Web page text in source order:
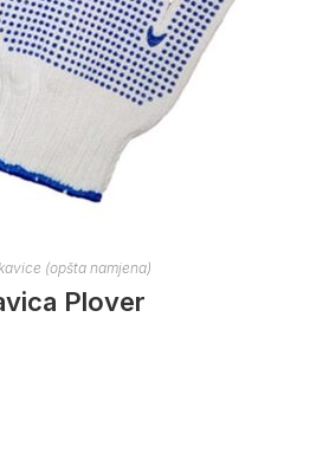
(opšta namjena)
Plover